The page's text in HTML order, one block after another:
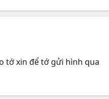
tớ xin để tớ gửi hình qua